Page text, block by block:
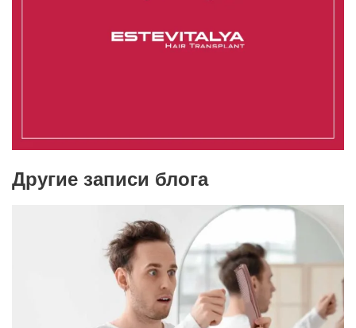
Другие записи блога